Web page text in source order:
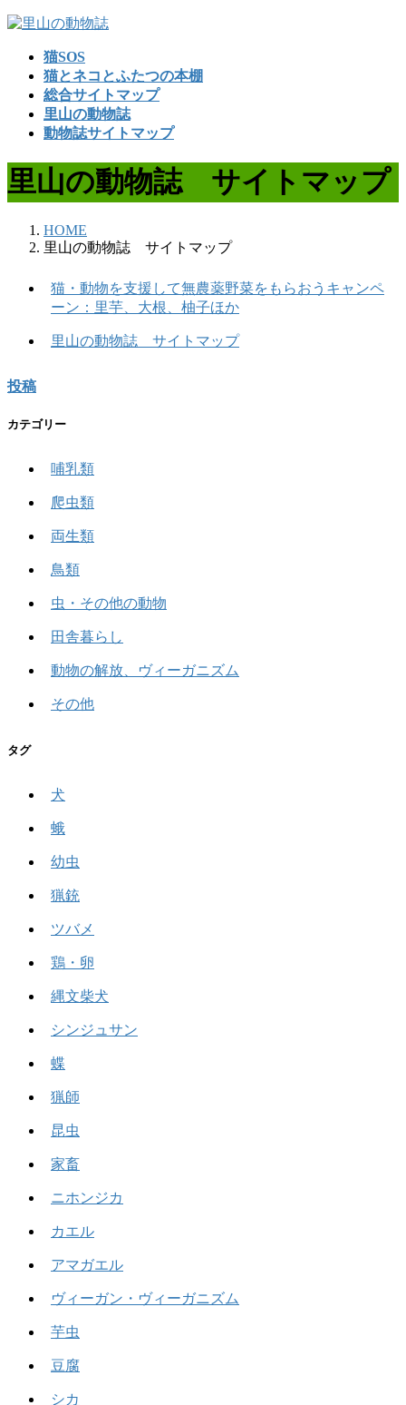
コ
ッ
プ
ナ
移
動
猫SOS
猫とネコとふたつの本棚
総合サイトマップ
里山の動物誌
動物誌サイトマップ
里山の動物誌 サイトマップ
HOME
里山の動物誌 サイトマップ
猫・動物を支援して無農薬野菜をもらおうキャンペ
ーン：里芋、大根、柚子ほか
里山の動物誌 サイトマップ
投稿
カテゴリー
哺乳類
爬虫類
両生類
鳥類
虫・その他の動物
田舎暮らし
動物の解放、ヴィーガニズム
その他
タグ
犬
蛾
幼虫
猟銃
ツバメ
鶏・卵
縄文柴犬
シンジュサン
蝶
猟師
昆虫
家畜
ニホンジカ
カエル
アマガエル
ヴィーガン・ヴィーガニズム
芋虫
豆腐
シカ